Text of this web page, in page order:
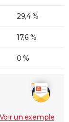
29,4 %
17,6 %
0 %
Voir un exemple